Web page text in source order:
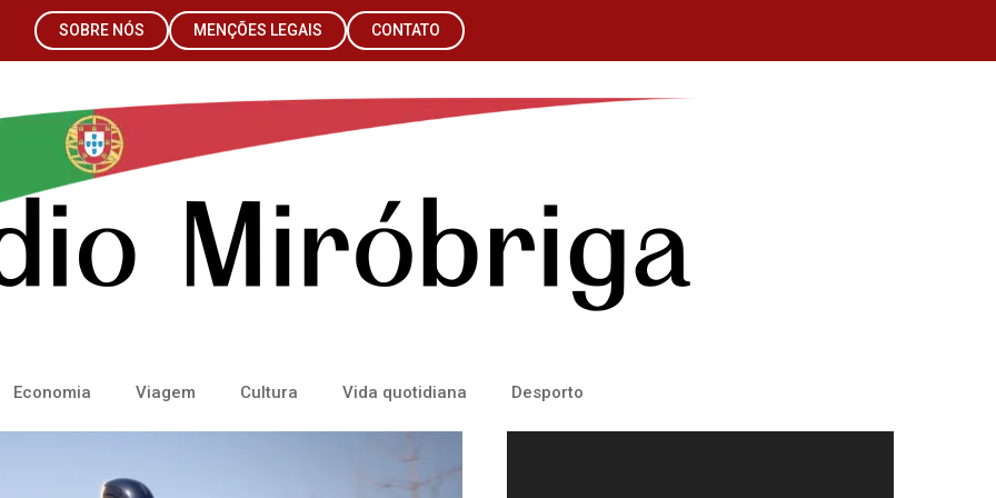
SOBRE NÓS MENÇÕES LEGAIS CONTATO
Economia Viagem Cultura Vida quotidiana Desporto